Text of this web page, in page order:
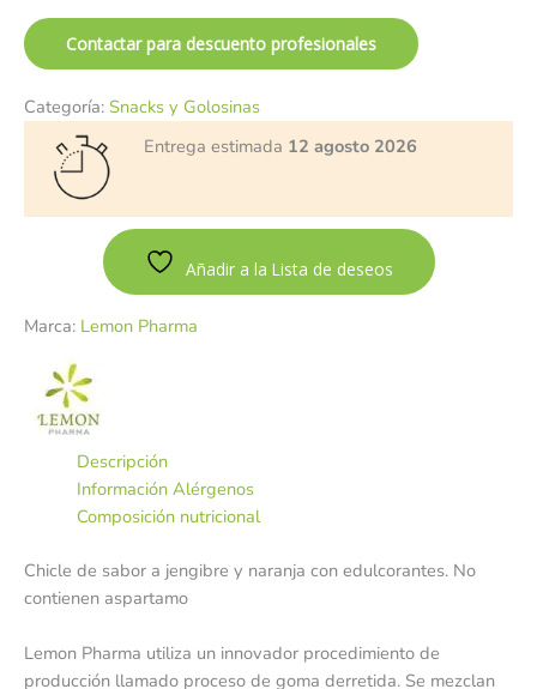
Contactar para descuento profesionales
Categoría: Snacks y Golosinas
Entrega estimada 12 agosto 2026
Añadir a la Lista de deseos
Marca: Lemon Pharma
Descripción
Información Alérgenos
Composición nutricional
Chicle de sabor a jengibre y naranja con edulcorantes. No
contienen aspartamo
Lemon Pharma utiliza un innovador procedimiento de
producción llamado proceso de goma derretida. Se mezclan